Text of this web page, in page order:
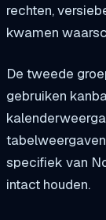
rechten,
kwamen
De tweede
gebruiken
specifiek van
intact houden.